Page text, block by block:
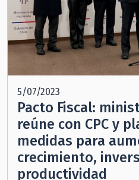
5/07/2023
Pacto Fiscal:
reúne con CPC y
medidas para
crecimiento,
productividad